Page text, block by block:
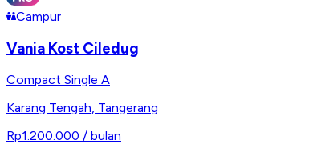
Campur
Vania Kost Ciledug
Compact Single A
Karang Tengah, Tangerang
Rp1.200.000 / bulan